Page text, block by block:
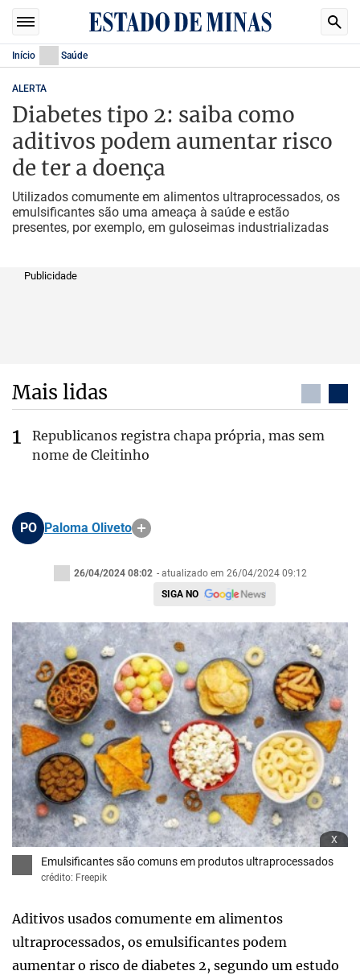
Início Saúde
ALERTA
Diabetes tipo 2: saiba como
aditivos podem aumentar risco
de ter a doença
Utilizados comumente em alimentos ultraprocessados, os
emulsificantes são uma ameaça à saúde e estão
presentes, por exemplo, em guloseimas industrializadas
Publicidade
Mais lidas
Republicanos registra chapa própria, mas sem
nome de Cleitinho
PO Paloma Oliveto
26/04/2024 08:02 - atualizado em 26/04/2024 09:12
SIGA NO
x
Emulsificantes são comuns em produtos ultraprocessados
crédito: Freepik
Aditivos usados comumente em alimentos
ultraprocessados, os emulsificantes podem
aumentar o risco de diabetes 2, segundo um estudo